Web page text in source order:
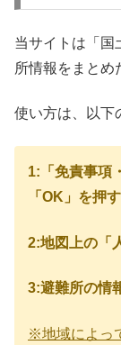
当サイトは「国
所情報をまとめ
使い方は、以下
1:「免責事項
「OK」を押す
2:地図上の「
3:避難所の情
※地域によっ